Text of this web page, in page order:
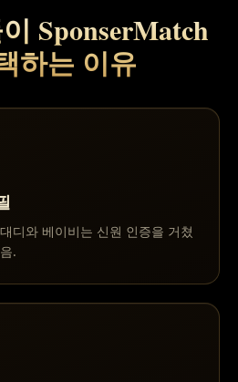
SponserMatch
하는 이유
디와 베이비는 신원 인증을 거쳤
.